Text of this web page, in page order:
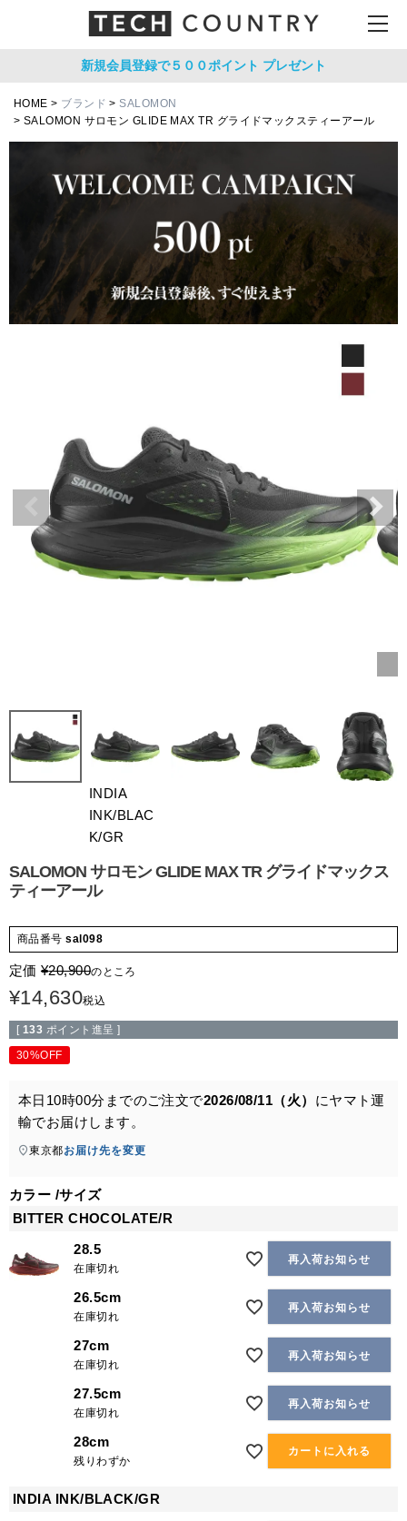
新規会員登録で５００ポイント プレゼント
HOME ブランド
SALOMON
SALOMON サロモン GLIDE MAX TR グライドマックスティーアール
INDIA
INK/BLAC
K/GR
SALOMON サロモン GLIDE MAX TR グライドマックス
ティーアール
商品番号 sal098
定価 ¥20,900のところ
¥14,630税込
[ 133 ポイント進呈 ]
30%OFF
本日 10時00分 までのご注文で2026/08/11（火） にヤマト運
輸でお届けします。
東京都お届け先を変更
カラー サイズ
BITTER CHOCOLATE/R
28.5
在庫切れ
再入荷お知らせ
26.5cm
在庫切れ
再入荷お知らせ
27cm
在庫切れ
再入荷お知らせ
27.5cm
在庫切れ
再入荷お知らせ
28cm
残りわずか
カートに入れる
INDIA INK/BLACK/GR